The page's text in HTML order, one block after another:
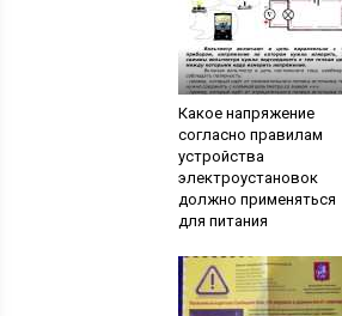
Какое напряжение
согласно правилам
устройства
электроустановок
должно применяться
для питания